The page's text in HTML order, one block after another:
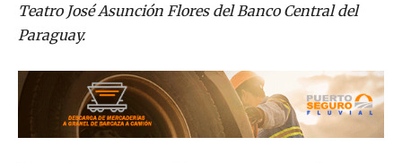
Teatro José Asunción Flores del Banco Central del
Paraguay.